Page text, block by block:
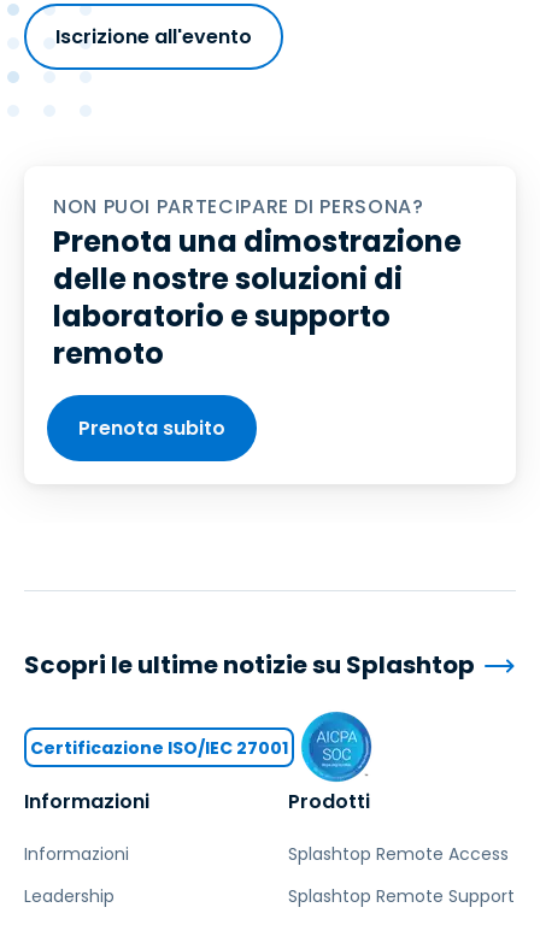
Iscrizione all'evento
NON PUOI PARTECIPARE DI PERSONA?
Prenota una dimostrazione
delle nostre soluzioni di
laboratorio e supporto
remoto
Prenota subito
Informazioni
Informazioni
Leadership
Prodotti
Splashtop Remote Access
Splashtop Remote Support
Scopri le ultime notizie su Splashtop
Certificazione ISO/IEC 27001